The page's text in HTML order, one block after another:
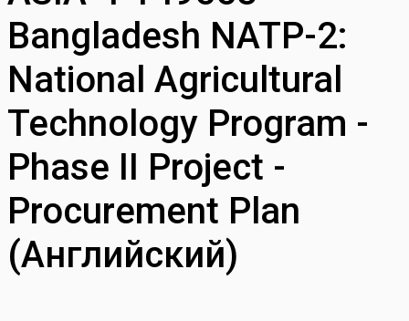
Bangladesh NATP-2:
National Agricultural
Technology Program -
Phase II Project -
Procurement Plan
(Английский)